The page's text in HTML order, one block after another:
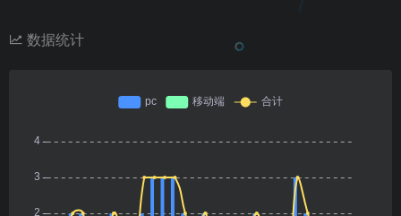
数据统计